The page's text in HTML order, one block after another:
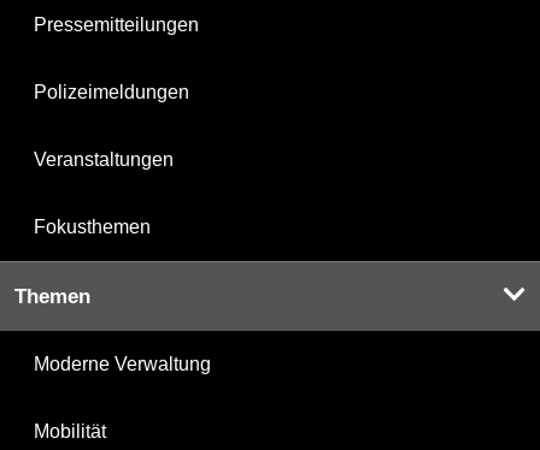
Pressemitteilungen
Polizeimeldungen
Veranstaltungen
Fokusthemen
Themen
Moderne Verwaltung
Mobilität